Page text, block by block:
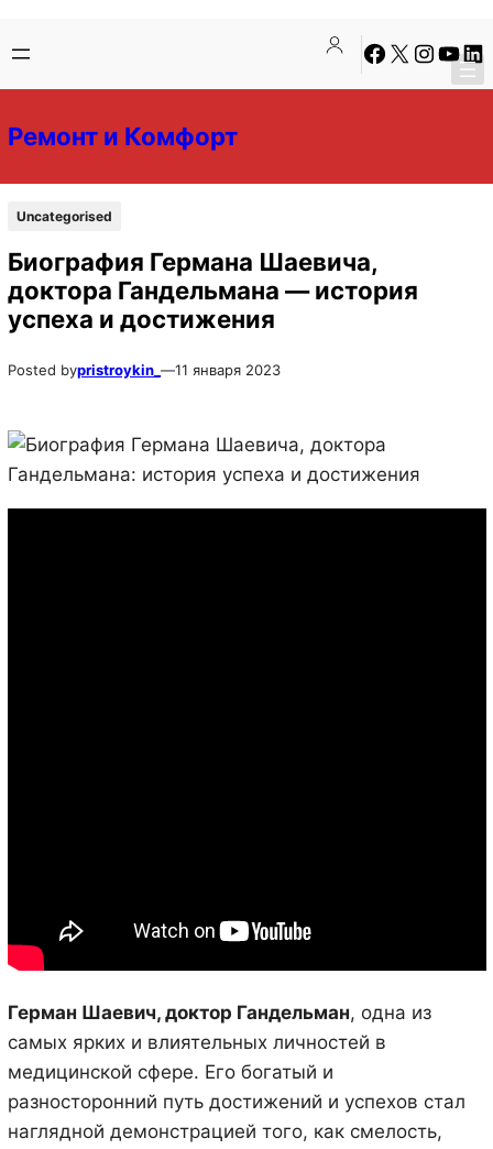
содержимому
содержимому
Facebook
X Instagram
Ремонт и Комфорт
Uncategorised
Биография Германа Шаевича,
доктора Гандельмана — история
успеха и достижения
Posted bypristroykin_ —11 января 2023
Герман Шаевич, доктор Гандельман, одна из
самых ярких и влиятельных личностей в
медицинской сфере. Его богатый и
разносторонний путь достижений и успехов стал
наглядной демонстрацией того, как смелость,